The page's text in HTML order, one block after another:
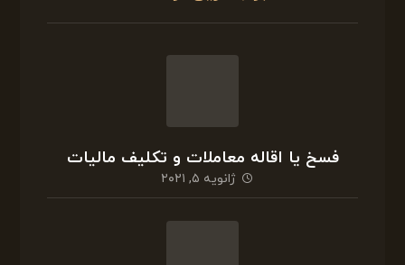
فسخ یا اقاله معاملات و تکلیف مالیات
ژانویه ۵, ۲۰۲۱